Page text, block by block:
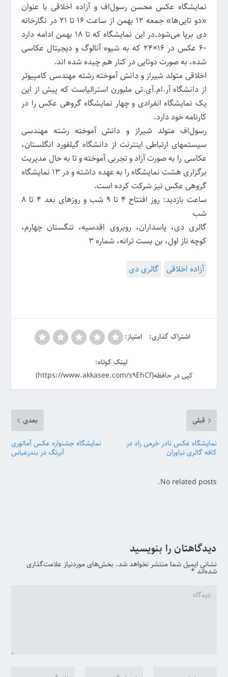
نمایشگاه عکس محسن رسول‌اف و آزاده اخلاقی با عنوان
«دو تایی‌ها» جمعه 12 بهمن از ساعت 16 تا 21 در نگارخانه
دی برپا می‌شود.در این نمایشگاه که تا 18 بهمن ادامه دارد
60 عکس در 16×24 که به شیوه آنالوگ و دیجیتال عکاسی
شده، به صورت دوتایی در کنار هم چیده شده اند.
اخلاقی متولد شیراز و دانش آموخته رشته مهندسی کامپیوتر
از دانشگاه آر.ام.آی.تی ملبورن استرالیاست که پیش از این
یک نمایشگاه انفرادی و چهار نمایشگاه گروهی عکس را در
کارنامه خود دارد.
رسول‌اف متولد شیراز و دانش آموخته رشته مهندسی
سیستمهای ارتباطی اینترنت از دانشگاه گیلفورد انگلستان،
عکاسی را به صورت آزاد و تجربی آموخته و تا به حال مدیریت
برگزاری هشت نمایشگاه را به عهده داشته و در ۱۳ نمایشگاه
گروهی عکس نیز شرکت کرده است.
ساعت بازدید: روز افتتاح 4 تا 9 شب و روزهای بعد 4 تا 8
شب
گالری دی، پاسداران، روبروی اقدسیه، تنگستان چهارم،
کوچه ناز اول، بن بست ترانه، شماره 3
آزاده اخلاقی گالری دی
اشتراک گذاری: امتیاز:
لینک کوتاه:
کپی در حافظه(https://www.akkasee.com/s9EhCf)
قبلی
نمایشگاه عکس نادر خرمی راد در
کافه گالری نیاوران
بعدی
نمایشگاه جشنواره عکس آماتوری
آبرنگ در بندرعباس
No related posts.
دیدگاهتان را بنویسید
نشانی ایمیل شما منتشر نخواهد شد. بخش‌های موردنیاز علامت‌گذاری
شده‌اند*